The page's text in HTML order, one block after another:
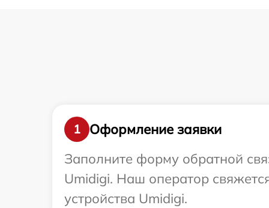
1
Оформление заявки
Заполните форму обратной
Umidigi. Наш оператор
устройства Umidigi.